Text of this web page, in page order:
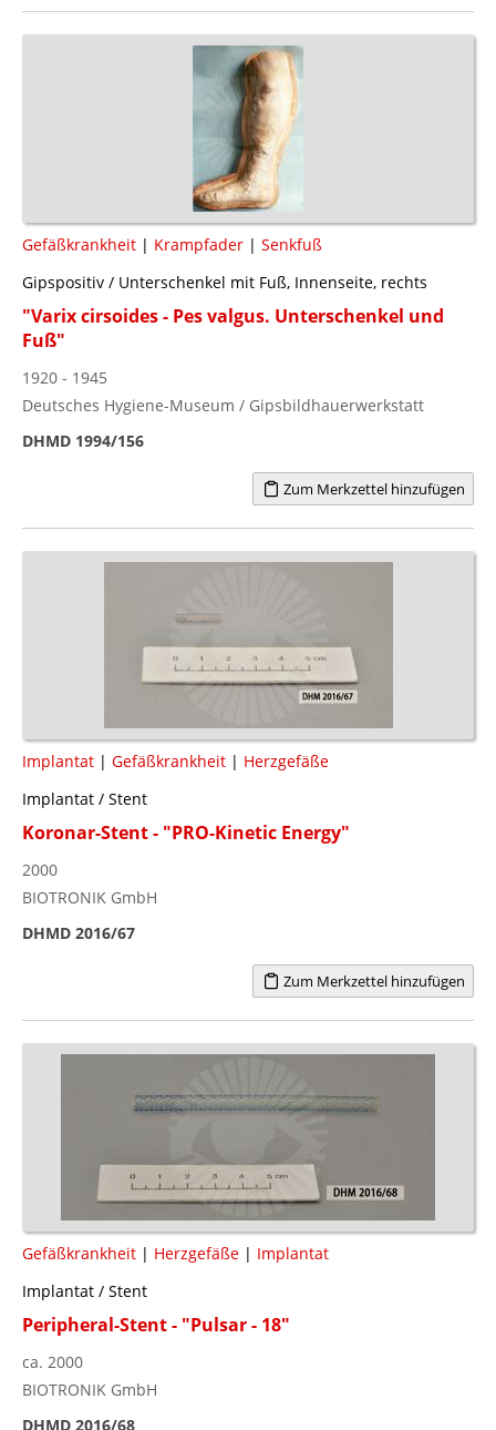
Gefäßkrankheit | Krampfader | Senkfuß
Gipspositiv / Unterschenkel mit Fuß, Innenseite, rechts
"Varix cirsoides - Pes valgus. Unterschenkel und
Fuß"
1920 - 1945
Deutsches Hygiene-Museum / Gipsbildhauerwerkstatt
DHMD 1994/156
Zum Merkzettel hinzufügen
Implantat | Gefäßkrankheit | Herzgefäße
Implantat / Stent
Koronar-Stent - "PRO-Kinetic Energy"
2000
BIOTRONIK GmbH
DHMD 2016/67
Zum Merkzettel hinzufügen
Gefäßkrankheit | Herzgefäße | Implantat
Implantat / Stent
Peripheral-Stent - "Pulsar - 18"
ca. 2000
BIOTRONIK GmbH
DHMD 2016/68